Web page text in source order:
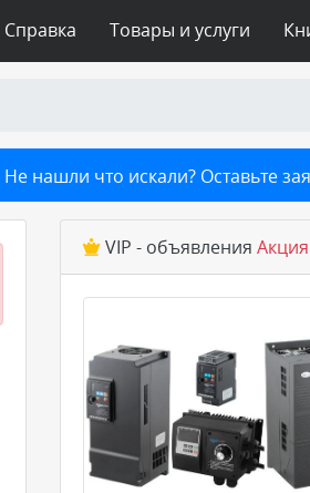
Товары и услуги
Справка
Не нашли что искали? Оставьте
VIP - объявления